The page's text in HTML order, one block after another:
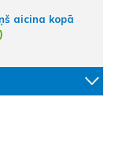
aicina kopā